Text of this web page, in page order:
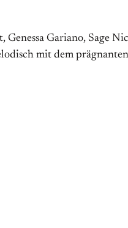
Genessa Gariano, Sage
mit dem